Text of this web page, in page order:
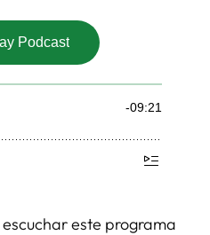
este programa